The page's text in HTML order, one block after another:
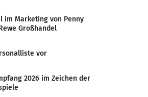
im Marketing von Penny
Großhandel
vor
2026 im Zeichen der